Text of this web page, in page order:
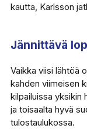
kautta, Karlsson
Jännittävä
Vaikka viisi lähtöä
kahden viimeisen
kilpailuissa yksikin
ja toisaalta hyvä
tulostaulukossa.